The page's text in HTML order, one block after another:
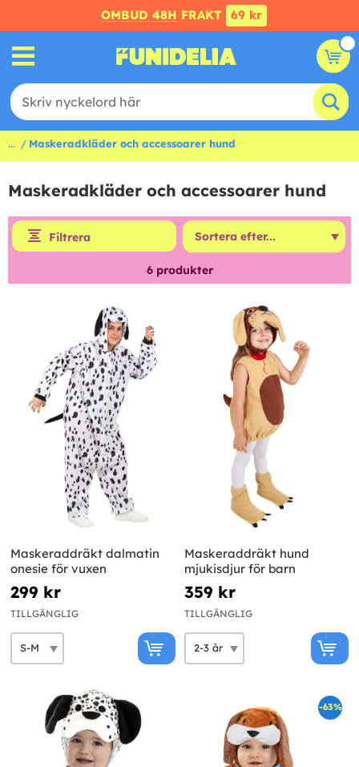
OMBUD 48H FRAKT 69 kr
... Maskeradkläder och accessoarer hund
Maskeradkläder och accessoarer hund
Filtrera
6produkter
Maskeraddräkt dalmatin
onesie för vuxen
299 kr
TILLGÄNGLIG
Maskeraddräkt hund
mjukisdjur för barn
359 kr
TILLGÄNGLIG
-63%